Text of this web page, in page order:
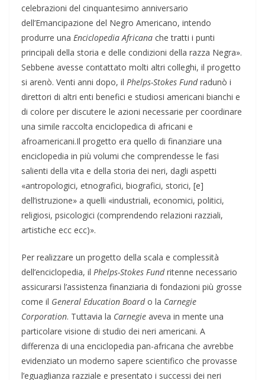
celebrazioni del cinquantesimo anniversario
dell’Emancipazione del Negro Americano, intendo
produrre una Enciclopedia Africana che tratti i punti
principali della storia e delle condizioni della razza Negra».
Sebbene avesse contattato molti altri colleghi, il progetto
si arenò. Venti anni dopo, il Phelps-Stokes Fundradunò i
direttori di altri enti benefici e studiosi americani bianchi e
di colore per discutere le azioni necessarie per coordinare
una simile raccolta enciclopedica di africani e
afroamericani.Il progetto era quello di finanziare una
enciclopedia in più volumi che comprendesse le fasi
salienti della vita e della storia dei neri, dagli aspetti
«antropologici, etnografici, biografici, storici, [e]
dell’istruzione» a quelli «industriali, economici, politici,
religiosi, psicologici (comprendendo relazioni razziali,
artistiche ecc ecc)».
Per realizzare un progetto della scala e complessità
dell’enciclopedia, il Phelps-Stokes Fundritenne necessario
assicurarsi l’assistenza finanziaria di fondazioni più grosse
come il General Education Boardo la Carnegie
Corporation. Tuttavia la Carnegie aveva in mente una
particolare visione di studio dei neri americani. A
differenza di una enciclopedia pan-africana che avrebbe
evidenziato un moderno sapere scientifico che provasse
l’eguaglianza razziale e presentato i successi dei neri